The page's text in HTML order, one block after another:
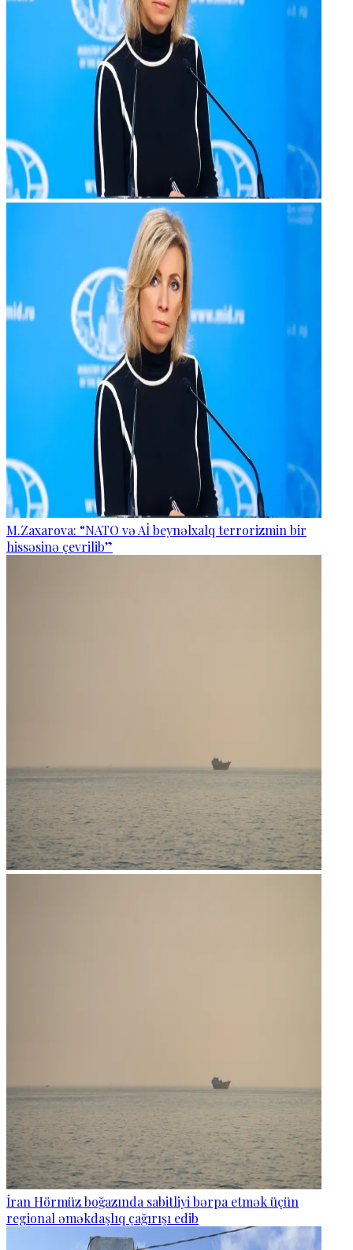
M.Zaxarova: “NATO və Aİ beynəlxalq terrorizmin bir
hissəsinə çevrilib”
İran Hörmüz boğazında sabitliyi bərpa etmək üçün
regional əməkdaşlıq çağırışı edib